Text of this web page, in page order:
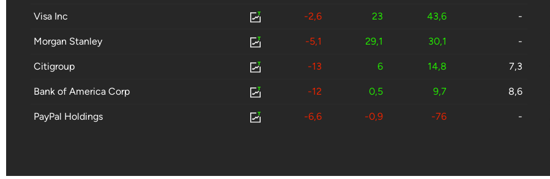
Visa Inc -2,6 23 43,6 -
Morgan Stanley -5,1 29,1 30,1 -
Citigroup -13 6 14,8 7,3
Bank of America Corp -12 0,5 9,7 8,6
PayPal Holdings -6,6 -0,9 -76 -